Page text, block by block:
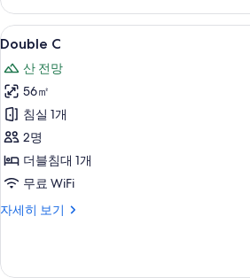
히
보
기
Double
C
사
진
모
두
보
기
9
Double C
산 전망
56㎡
침실 1개
2명
더블침대 1개
무료 WiFi
자세히 보기
Double
히